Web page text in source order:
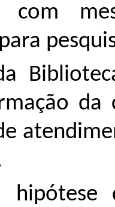
com
da